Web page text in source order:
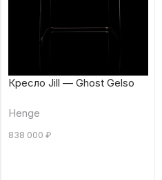
Кресло Jill — Ghost Gelso
Henge
838 000 ₽